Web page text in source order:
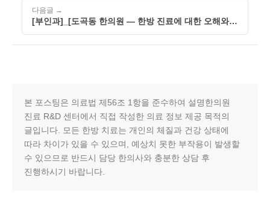
다음글 →
[부인과]_[도곡동 한의원 — 한방 진료에 대한 오해와
올바른 이해]_[260505]
본 포스팅은 의료법 제56조 1항을 준수하여 설명한의원
진료 R&D 센터에서 직접 작성한 의료 정보 제공 목적의
글입니다. 모든 한방 치료는 개인의 체질과 건강 상태에
따라 차이가 있을 수 있으며, 예상치 못한 부작용이 발생할
수 있으므로 반드시 담당 한의사와 충분한 상담 후
진행하시기 바랍니다.